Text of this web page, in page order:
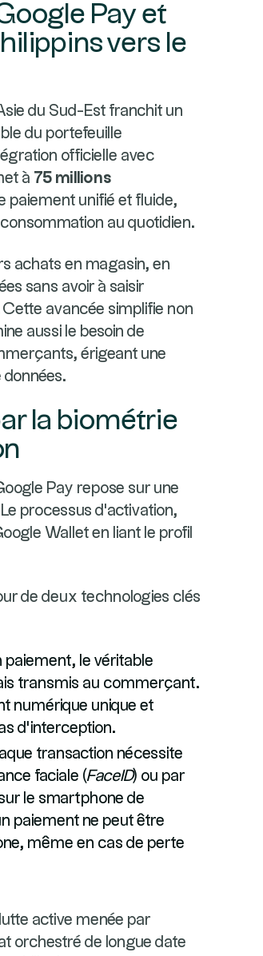
Pay et
vers le
du Sud-Est franchit un
du portefeuille
officielle avec
à 75 millions
paiement unifié et fluide,
au quotidien.
achats en magasin, en
sans avoir à saisir
avancée simplifie non
aussi le besoin de
érigeant une
la biométrie
Pay repose sur une
processus d'activation,
Wallet en liant le profil
de deux technologies clés
paiement, le véritable
transmis au commerçant.
numérique unique et
d'interception.
transaction nécessite
faciale (FaceID) ou par
le smartphone de
paiement ne peut être
même en cas de perte
active menée par
orchestré de longue date